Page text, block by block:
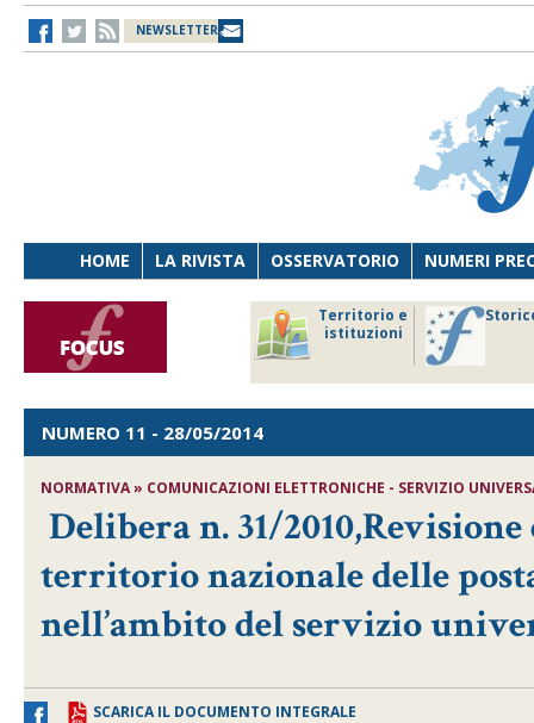
NEWSLETTER
HOME LA RIVISTA OSSERVATORIO NUMERI
Territorio e
istituzioni
NUMERO 11 - 28/05/2014
NORMATIVA » COMUNICAZIONI ELETTRONICHE - SERVIZIO
Delibera n. 31/
territorio nazionale delle
nell’ambito del servizio
SCARICA IL DOCUMENTO INTEGRALE